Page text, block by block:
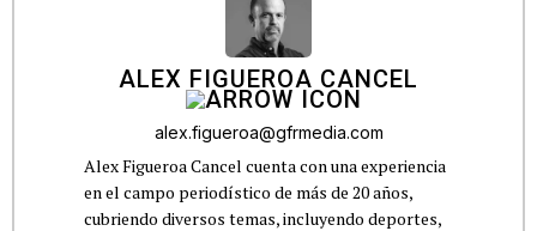
ALEX FIGUEROA CANCEL
alex.figueroa@gfrmedia.com
Alex Figueroa Cancel cuenta con una experiencia
en el campo periodístico de más de 20 años,
cubriendo diversos temas, incluyendo deportes,